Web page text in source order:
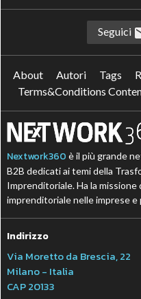
Seguici
About Autori Tags
Terms&Conditions
Nextwork360 è il più grande
B2B dedicati ai temi della
Imprenditoriale. Ha la
imprenditoriale nelle imprese
Indirizzo
Via Moretto da Brescia, 22
Milano - Italia
CAP 20133